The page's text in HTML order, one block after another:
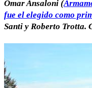
Omar Ansaloni (
fue el elegido como
Santi y Roberto Trotta.